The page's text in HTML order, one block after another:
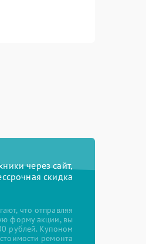
через сайт,
скидка
что отправляя
форму акции, вы
рублей. Купоном
ремонта